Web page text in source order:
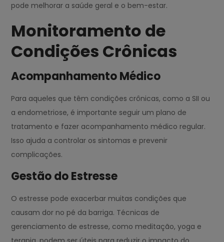
pode melhorar a saúde geral e o bem-estar.
Monitoramento de
Condições Crônicas
Acompanhamento Médico
Para aqueles que têm condições crônicas, como a SII ou
a endometriose, é importante seguir um plano de
tratamento e fazer acompanhamento médico regular.
Isso ajuda a controlar os sintomas e prevenir
complicações.
Gestão do Estresse
O estresse pode exacerbar muitas condições que
causam dor no pé da barriga. Técnicas de
gerenciamento de estresse, como meditação, yoga e